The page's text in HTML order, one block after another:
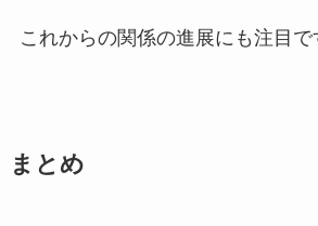
これからの関係の進展にも注目で
まとめ